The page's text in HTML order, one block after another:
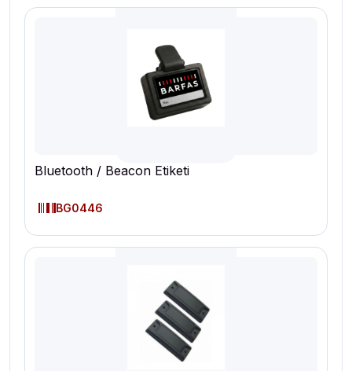
Bluetooth / Beacon Etiketi
BG0446